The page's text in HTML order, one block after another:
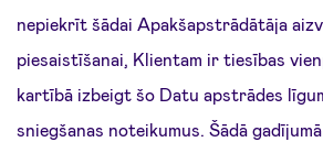
nepiekrīt šādai Apakšapstrādātāja
piesaistīšanai, Klientam ir tiesības
kartībā izbeigt šo Datu apstrādes
sniegšanas noteikumus. Šādā